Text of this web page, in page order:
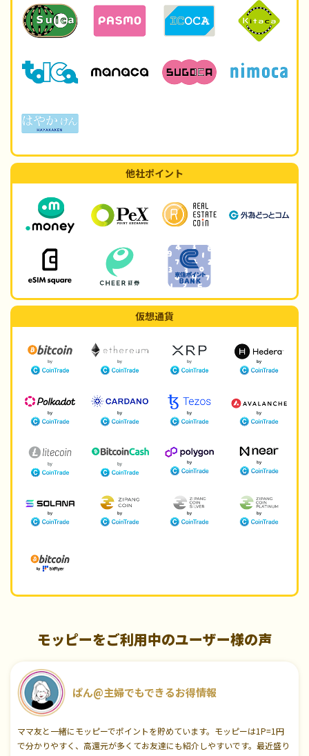
他社ポイント
仮想通貨
モッピーをご利用中のユーザー様の声
ぱん@主婦でもできるお得情報
ママ友と一緒にモッピーでポイントを貯めています。モッピーは1P=1円
で分かりやすく、高還元が多くてお友達にも紹介しやすいです。最近盛り